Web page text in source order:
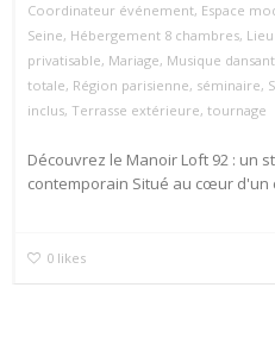
Coordinateur événement, Espace
Seine, Hébergement 8 chambres,
privatisable, Mariage, Musique
totale, Région parisienne, séminaire,
inclus, Terrasse extérieure, tournage
Découvrez le Manoir Loft 92 : un
contemporain Situé au cœur d'un
0 likes